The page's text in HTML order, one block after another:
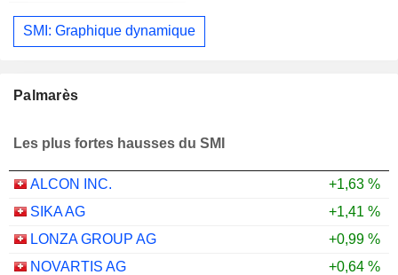
SMI: Graphique dynamique
Palmarès
Les plus fortes hausses du SMI
ALCON INC.
+1,63 %
SIKA AG
+1,41 %
LONZA GROUP AG
+0,99 %
NOVARTIS AG
+0,64 %